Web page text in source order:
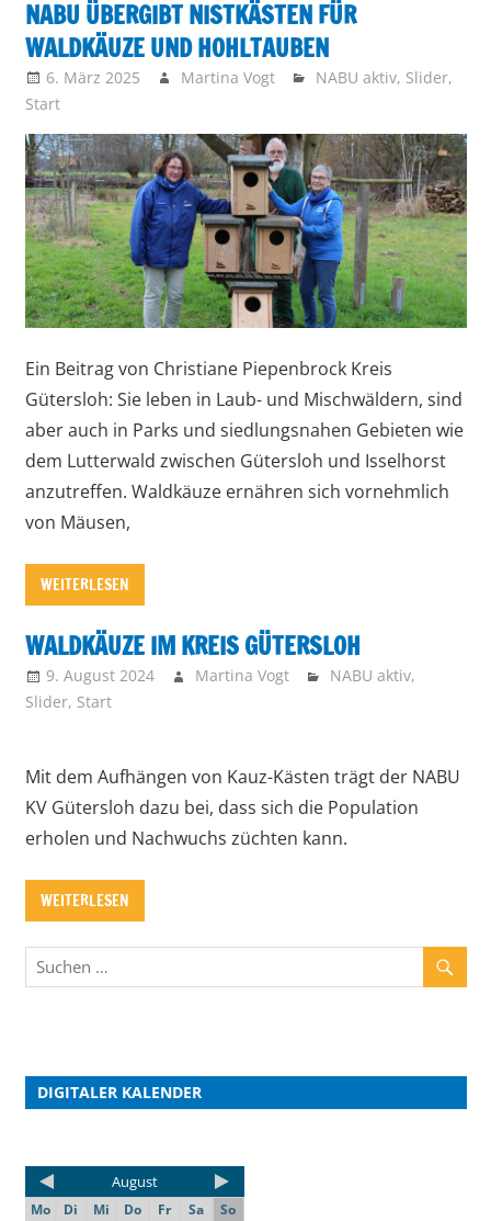
vor
NABU ÜBERGIBT NISTKÄSTEN FÜR
WALDKÄUZE UND HOHLTAUBEN
6. März 2025 Martina Vogt NABU aktiv, Slider,
Start
Ein Beitrag von Christiane Piepenbrock Kreis
Gütersloh: Sie leben in Laub- und Mischwäldern, sind
aber auch in Parks und siedlungsnahen Gebieten wie
dem Lutterwald zwischen Gütersloh und Isselhorst
anzutreffen. Waldkäuze ernähren sich vornehmlich
von Mäusen,
WEITERLESEN
WALDKÄUZE IM KREIS GÜTERSLOH
9. August 2024 Martina Vogt NABU aktiv,
Slider, Start
Mit dem Aufhängen von Kauz-Kästen trägt der NABU
KV Gütersloh dazu bei, dass sich die Population
erholen und Nachwuchs züchten kann.
WEITERLESEN
DIGITALER KALENDER
August
Mo Di Mi Do Fr Sa
So